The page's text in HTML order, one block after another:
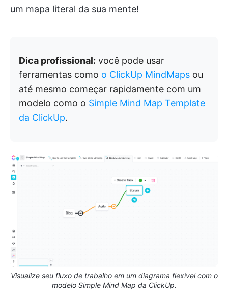
um mapa literal da sua mente!
Dica profissional: você pode usar
ferramentas como o ClickUp MindMaps ou
até mesmo começar rapidamente com um
modelo como o Simple Mind Map Template
da ClickUp.
Visualize seu fluxo de trabalho em um diagrama flexível com o
modelo Simple Mind Map da ClickUp.